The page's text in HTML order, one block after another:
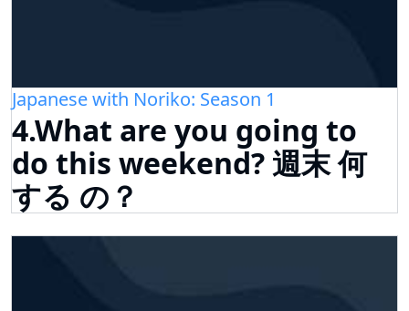
Japanese with Noriko: Season 1
4.What are you going to
do this weekend? 週末 何
する の？